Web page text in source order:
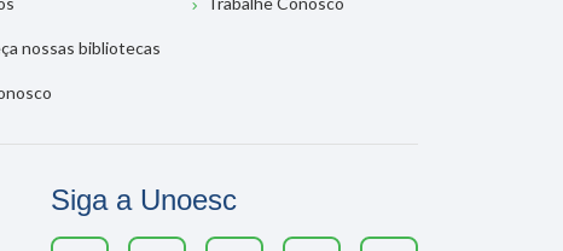
nossas bibliotecas
Siga a Unoesc